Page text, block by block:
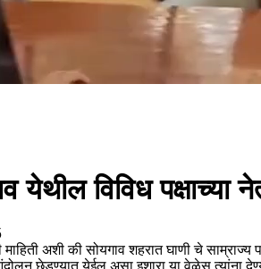
येथील विविध
माहिती अशी की सोयगाव शहरात घाणी चे
छेडण्यात येईल असा इशारा या वेळेस त्यांना